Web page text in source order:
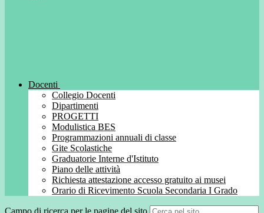
Docenti
Collegio Docenti
Dipartimenti
PROGETTI
Modulistica BES
Programmazioni annuali di classe
Gite Scolastiche
Graduatorie Interne d'Istituto
Piano delle attività
Richiesta attestazione accesso gratuito ai musei
Orario di Ricevimento Scuola Secondaria I Grado